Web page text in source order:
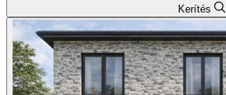
Kerítés